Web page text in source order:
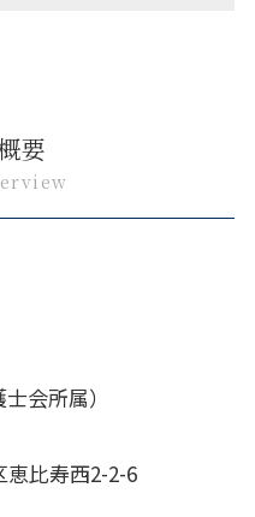
要
会所属）
恵比寿西2-2-6